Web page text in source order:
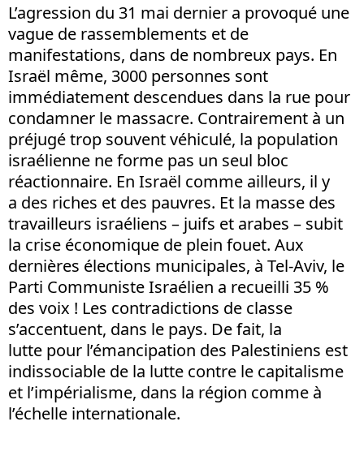
L’agression du 31 mai dernier a provoqué une
vague de rassemblements et de
manifestations, dans de nombreux pays. En
Israël même, 3000 personnes sont
immédiatement descendues dans la rue pour
condamner le massacre. Contrairement à un
préjugé trop souvent véhiculé, la population
israélienne ne forme pas un seul bloc
réactionnaire. En Israël comme ailleurs, il y
a des riches et des pauvres. Et la masse des
travailleurs israéliens – juifs et arabes – subit
la crise économique de plein fouet. Aux
dernières élections municipales, à Tel-Aviv, le
Parti Communiste Israélien a recueilli 35 %
des voix ! Les contradictions de classe
s’accentuent, dans le pays. De fait, la
lutte pour l’émancipation des Palestiniens est
indissociable de la lutte contre le capitalisme
et l’impérialisme, dans la région comme à
l’échelle internationale.